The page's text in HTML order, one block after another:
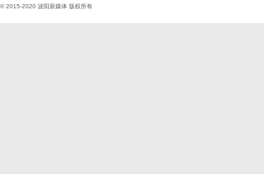
© 2015-2020 波阳新媒体 版权所有